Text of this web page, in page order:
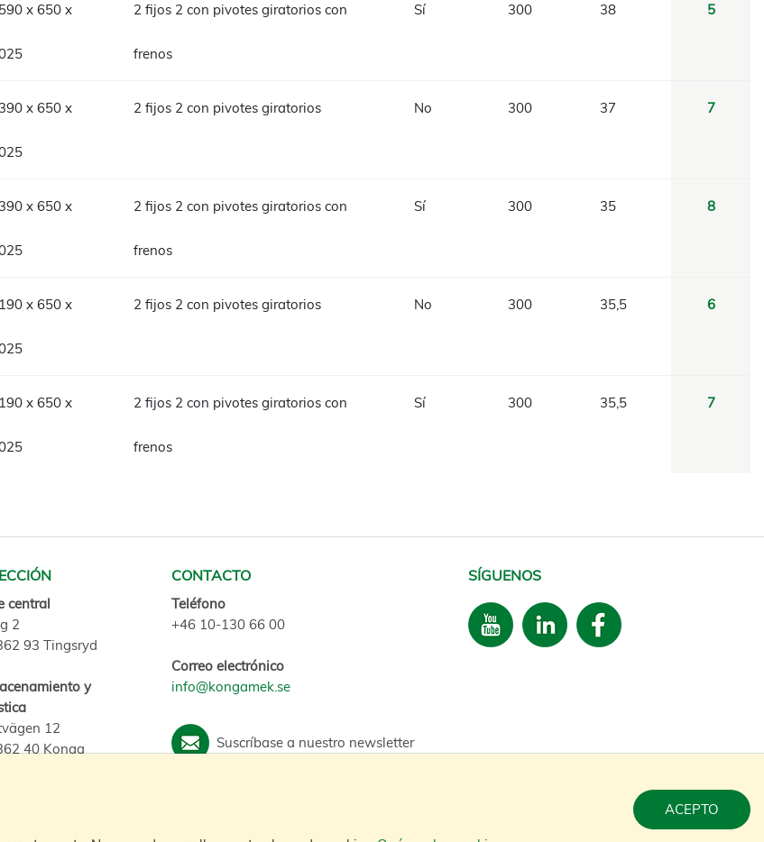
ACEPTO
x 650 x 2 fijos 2 con pivotes giratorios con
frenos
Sí 300 38 5
x 650 x 2 fijos 2 con pivotes giratorios No 300 37 7
x 650 x 2 fijos 2 con pivotes giratorios con
frenos
Sí 300 35 8
x 650 x 2 fijos 2 con pivotes giratorios No 300 35,5 6
x 650 x 2 fijos 2 con pivotes giratorios con
frenos
Sí 300 35,5 7
central
2
93 Tingsryd
y
12
40 Konga
CONTACTO
Teléfono
+46 10-130 66 00
Correo electrónico
info@kongamek.se
Suscríbase a nuestro newsletter
SÍGUENOS